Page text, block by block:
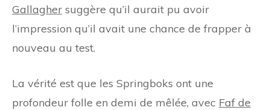
Gallagher suggère qu’il aurait pu avoir
l’impression qu’il avait une chance de frapper à
nouveau au test.
La vérité est que les Springboks ont une
profondeur folle en demi de mêlée, avec Faf de